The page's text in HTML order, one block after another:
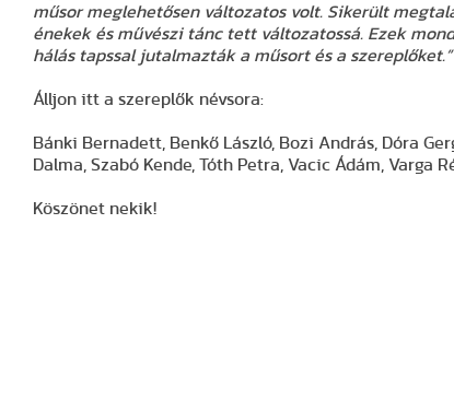
műsor meglehetősen változatos volt. Sikerült
énekek és művészi tánc tett változatossá. Ezek
hálás tapssal jutalmazták a műsort és a szereplőket.”
Álljon itt a szereplők névsora:
Bánki Bernadett, Benkő László, Bozi András, Dóra
Dalma, Szabó Kende, Tóth Petra, Vacic Ádám, Varga
Köszönet nekik!